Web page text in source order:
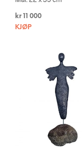
kr 11 000
KJØP